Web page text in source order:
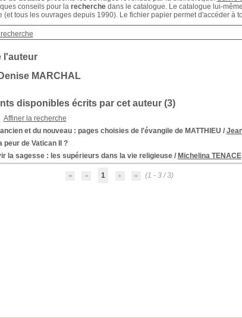
conseils pour la recherchedans le catalogue. Le catalogue lui-
(et tous les ouvrages depuis 1990). Le fichier papier permet d'accéder à
l'auteur
MARCHAL
disponibles écrits par cet auteur (3)
Affiner la recherche
et du nouveau : pages choisies de l'évangile de MATTHIEU /
peur de Vatican II ?
la sagesse : les supérieurs dans la vie religieuse/ Michelina TENACE
1 (1 - 3 / 3)